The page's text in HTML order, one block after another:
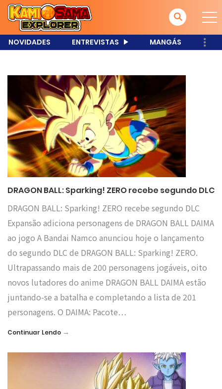
NOVIDADES ENTREVISTAS MANGÁS
DRAGON BALL: Sparking! ZERO recebe segundo DLC
DRAGON BALL: Sparking! ZERO recebe segundo DLC
Expansão adiciona personagens de DRAGON BALL DAIMA
ao jogo A Bandai Namco anunciou hoje o lançamento
do segundo DLC de DRAGON BALL: Sparking! ZERO.
Ultrapassando mais de 200 personagens jogáveis, oito
novos lutadores do anime DRAGON BALL DAIMA estão
juntando-se a batalha e completando a lista de 201
personagens. O DAIMA: Pacote…
Continuar Lendo →